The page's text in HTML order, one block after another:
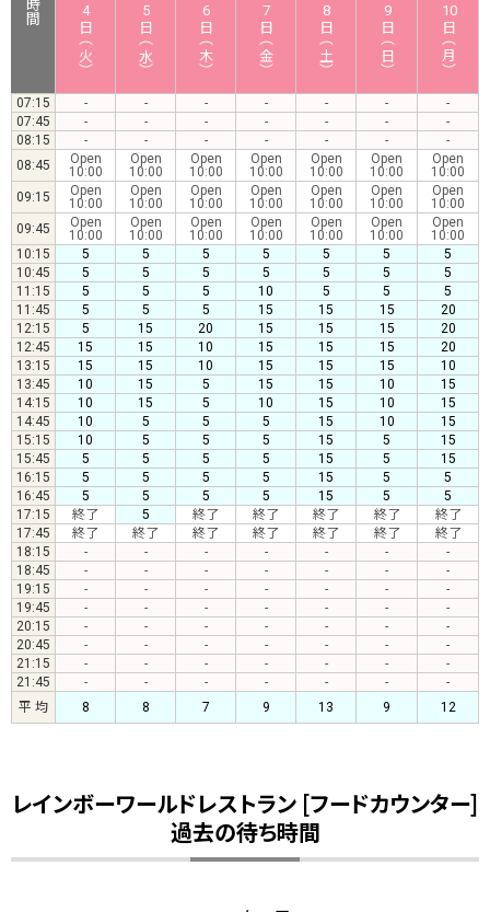
4
日（火）
5
日（水）
6
日（木）
7
日（金）
8
日（土）
9
日（日）
10
日（月）
07:15 - - - - - -
-
07:45
- - - - - -
-
08:15
- - - - - -
-
08:45
Open
10:00
Open
10:00
Open
10:00
Open
10:00
Open
10:00
Open
10:00
Open
10:00
09:15
Open
10:00
Open
10:00
Open
10:00
Open
10:00
Open
10:00
Open
10:00
Open
10:00
09:45
Open
10:00
Open
10:00
Open
10:00
Open
10:00
Open
10:00
Open
10:00
Open
10:00
10:15
5 5 5 5 5 5
5
10:45
5 5 5 5 5 5
5
11:15
5 5 5 10 5 5
5
11:45
5 5 5 15 15 15
20
12:15
5 15 20 15 15 15
20
12:45
15 15 10 15 15 15
20
13:15
15 15 10 15 15 15
10
13:45
10 15 5 15 15 10
15
14:15
10 15 5 10 15 10
15
14:45
10 5 5 5 15 10
15
15:15
10 5 5 5 15 5
15
15:45
5 5 5 5 15 5
15
16:15
5 5 5 5 15 5
5
16:45
5 5 5 5 15 5
5
17:15
終了 5 終了 終了 終了 終了
終了
17:45
終了 終了 終了 終了 終了 終了
終了
18:15
- - - - - -
-
18:45
- - - - - -
-
19:15
- - - - - -
-
19:45
- - - - - -
-
20:15
- - - - - -
-
20:45
- - - - - -
-
21:15
- - - - - -
-
21:45
- - - - - -
-
平 均
8 8 7 9 13 9 12
レインボーワールドレストラン [フードカウンター]
過去の待ち時間